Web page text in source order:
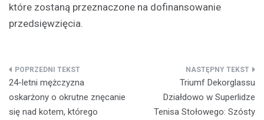
które zostaną przeznaczone na dofinansowanie
przedsięwzięcia.
Nawigacja
wpisu
24-letni mężczyzna
oskarżony o okrutne znęcanie
się nad kotem, którego
Triumf Dekorglassu
Działdowo w Superlidze
Tenisa Stołowego: Szósty